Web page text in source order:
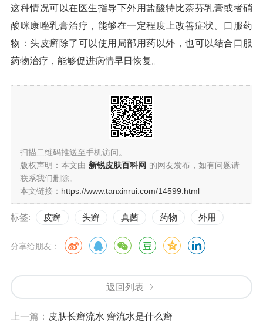
这种情况可以在医生指导下外用盐酸特比萘芬乳膏或者硝
酸咪康唑乳膏治疗，能够在一定程度上改善症状。口服药
物：头皮癣除了可以使用局部用药以外，也可以结合口服
药物治疗，能够促进病情早日恢复。
扫描二维码推送至手机访问。
版权声明：本文由 新锐皮肤百科网 的网友发布，如有问题请
联系我们删除。
本文链接： https://www.tanxinrui.com/14599.html
标签: 皮癣 头癣 真菌 药物 外用
分享给朋友：
返回列表
上一篇： 皮肤长癣流水 癣流水是什么癣